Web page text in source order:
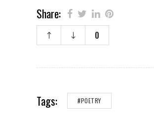
Share:
0
Tags: #POETRY